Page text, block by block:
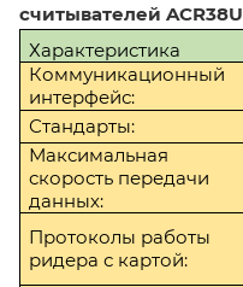
считывателей
Характеристика
Коммуникационный
интерфейс:
Стандарты:
Максимальная
скорость передачи
данных:
Протоколы работы
ридера с картой: